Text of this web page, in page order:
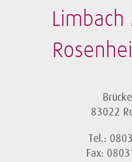
83022
Tel.:
Fax: